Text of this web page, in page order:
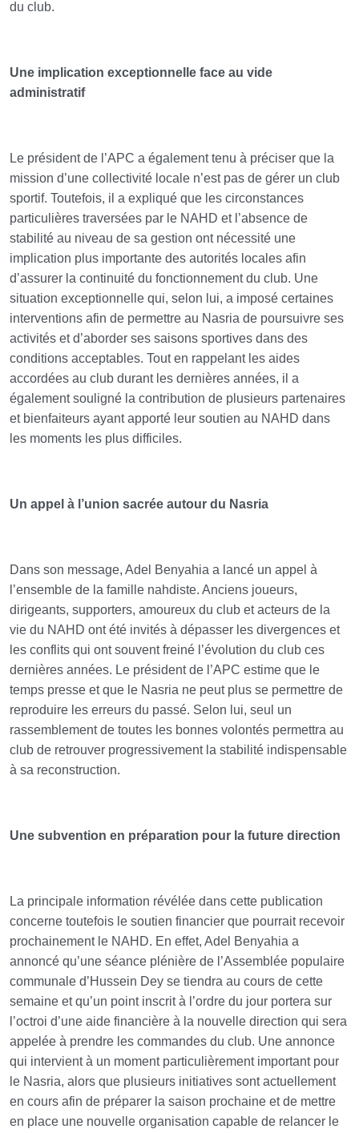
du club.
Une implication exceptionnelle face au vide
administratif
Le président de l’APC a également tenu à préciser que la
mission d’une collectivité locale n’est pas de gérer un club
sportif. Toutefois, il a expliqué que les circonstances
particulières traversées par le NAHD et l’absence de
stabilité au niveau de sa gestion ont nécessité une
implication plus importante des autorités locales afin
d’assurer la continuité du fonctionnement du club. Une
situation exceptionnelle qui, selon lui, a imposé certaines
interventions afin de permettre au Nasria de poursuivre ses
activités et d’aborder ses saisons sportives dans des
conditions acceptables. Tout en rappelant les aides
accordées au club durant les dernières années, il a
également souligné la contribution de plusieurs partenaires
et bienfaiteurs ayant apporté leur soutien au NAHD dans
les moments les plus difficiles.
Un appel à l’union sacrée autour du Nasria
Dans son message, Adel Benyahia a lancé un appel à
l’ensemble de la famille nahdiste. Anciens joueurs,
dirigeants, supporters, amoureux du club et acteurs de la
vie du NAHD ont été invités à dépasser les divergences et
les conflits qui ont souvent freiné l’évolution du club ces
dernières années. Le président de l’APC estime que le
temps presse et que le Nasria ne peut plus se permettre de
reproduire les erreurs du passé. Selon lui, seul un
rassemblement de toutes les bonnes volontés permettra au
club de retrouver progressivement la stabilité indispensable
à sa reconstruction.
Une subvention en préparation pour la future direction
La principale information révélée dans cette publication
concerne toutefois le soutien financier que pourrait recevoir
prochainement le NAHD. En effet, Adel Benyahia a
annoncé qu’une séance plénière de l’Assemblée populaire
communale d’Hussein Dey se tiendra au cours de cette
semaine et qu’un point inscrit à l’ordre du jour portera sur
l’octroi d’une aide financière à la nouvelle direction qui sera
appelée à prendre les commandes du club. Une annonce
qui intervient à un moment particulièrement important pour
le Nasria, alors que plusieurs initiatives sont actuellement
en cours afin de préparer la saison prochaine et de mettre
en place une nouvelle organisation capable de relancer le